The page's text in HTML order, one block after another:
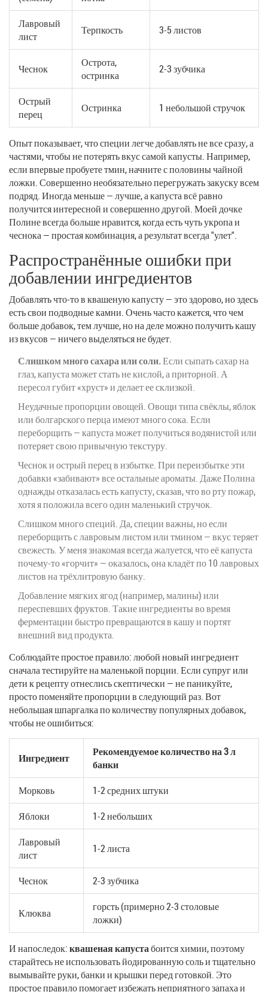
Лавровый
лист
Терпкость 3-5 листов
Чеснок
Острота,
остринка
2-3 зубчика
Острый
перец
Остринка 1 небольшой стручок
Опыт показывает, что специи легче добавлять не все сразу, а
частями, чтобы не потерять вкус самой капусты. Например,
если впервые пробуете тмин, начните с половины чайной
ложки. Совершенно необязательно перегружать закуску всем
подряд. Иногда меньше — лучше, а капуста всё равно
получится интересной и совершенно другой. Моей дочке
Полине всегда больше нравится, когда есть чуть укропа и
чеснока — простая комбинация, а результат всегда "улет".
Распространённые ошибки при
добавлении ингредиентов
Добавлять что-то в квашеную капусту — это здорово, но здесь
есть свои подводные камни. Очень часто кажется, что чем
больше добавок, тем лучше, но на деле можно получить кашу
из вкусов — ничего выделяться не будет.
Слишком много сахара или соли.Если сыпать сахар на
глаз, капуста может стать не кислой, а приторной. А
пересол губит «хруст» и делает ее склизкой.
Неудачные пропорции овощей. Овощи типа свёклы, яблок
или болгарского перца имеют много сока. Если
переборщить — капуста может получиться водянистой или
потеряет свою привычную текстуру.
Чеснок и острый перец в избытке. При переизбытке эти
добавки «забивают» все остальные ароматы. Даже Полина
однажды отказалась есть капусту, сказав, что во рту пожар,
хотя я положила всего один маленький стручок.
Слишком много специй. Да, специи важны, но если
переборщить с лавровым листом или тмином — вкус теряет
свежесть. У меня знакомая всегда жалуется, что её капуста
почему-то «горчит» — оказалось, она кладёт по 10 лавровых
листов на трёхлитровую банку.
Добавление мягких ягод (например, малины) или
переспевших фруктов. Такие ингредиенты во время
ферментации быстро превращаются в кашу и портят
внешний вид продукта.
Соблюдайте простое правило: любой новый ингредиент
сначала тестируйте на маленькой порции. Если супруг или
дети к рецепту отнеслись скептически — не паникуйте,
просто поменяйте пропорции в следующий раз. Вот
небольшая шпаргалка по количеству популярных добавок,
чтобы не ошибиться:
Ингредиент
Рекомендуемое количество на 3 л
банки
Морковь
1-2 средних штуки
Яблоки
1-2 небольших
Лавровый
лист
1-2 листа
Чеснок 2-3 зубчика
Клюква
горсть (примерно 2-3 столовые
ложки)
И напоследок:квашеная капустабоится химии, поэтому
старайтесь не использовать йодированную соль и тщательно
вымывайте руки, банки и крышки перед готовкой. Это
простое правило помогает избежать неприятного запаха и